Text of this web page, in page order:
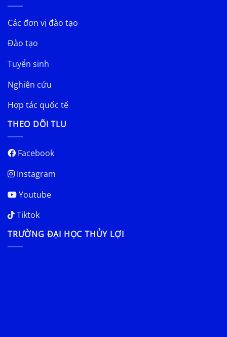
Các đơn vị đào tạo
Đào tạo
Tuyển sinh
Nghiên cứu
Hợp tác quốc tế
THEO DÕI TLU
Facebook
Instagram
Youtube
Tiktok
TRƯỜNG ĐẠI HỌC THỦY LỢI